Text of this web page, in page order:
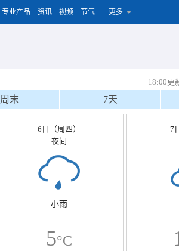
专业产品 资讯 视频 节气 更多
18:00更
周末 7天
6日（周四）
夜间
小雨
5°C
7